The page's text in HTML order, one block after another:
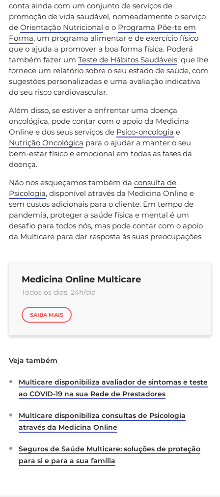
conta ainda com um conjunto de serviços de
promoção de vida saudável, nomeadamente o serviço
de Orientação Nutricional e o Programa Põe-te em
Forma, um programa alimentar e de exercício físico
que o ajuda a promover a boa forma física. Poderá
também fazer um Teste de Hábitos Saudáveis, que lhe
fornece um relatório sobre o seu estado de saúde, com
sugestões personalizadas e uma avaliação indicativa
do seu risco cardiovascular.
Além disso, se estiver a enfrentar uma doença
oncológica, pode contar com o apoio da Medicina
Online e dos seus serviços de Psico-oncologia e
Nutrição Oncológica para o ajudar a manter o seu
bem-estar físico e emocional em todas as fases da
doença.
Não nos esqueçamos também da consulta de
Psicologia, disponível através da Medicina Online e
sem custos adicionais para o cliente. Em tempo de
pandemia, proteger a saúde física e mental é um
desafio para todos nós, mas pode contar com o apoio
da Multicare para dar resposta às suas preocupações.
Medicina Online Multicare
Todos os dias, 24h/dia
SAIBA MAIS
Veja também
Multicare disponibiliza avaliador de sintomas e teste
ao COVID-19 na sua Rede de Prestadores
Multicare disponibiliza consultas de Psicologia
através da Medicina Online
Seguros de Saúde Multicare: soluções de proteção
para si e para a sua família